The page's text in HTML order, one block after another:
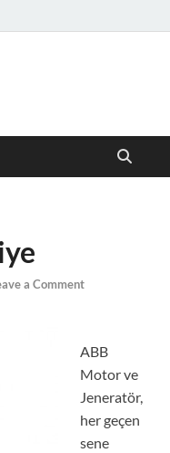
–
Güncel
a Comment
ABB
Motor ve
Jeneratör,
her geçen
sene